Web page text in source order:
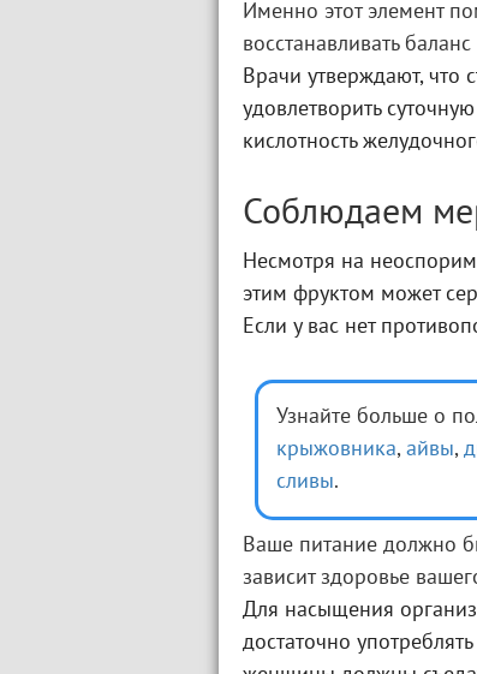
Именно этот элемент
восстанавливать
Врачи утверждают, что
удовлетворить
кислотность
Соблюдаем
Несмотря на
этим фруктом может
Если у вас нет
Узнайте больше о
крыжовника, айвы,
сливы.
Ваше питание должно
зависит здоровье
Для насыщения
достаточно